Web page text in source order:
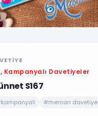
Kampanyalı Davetiyeler
S167
#mercan davetiye